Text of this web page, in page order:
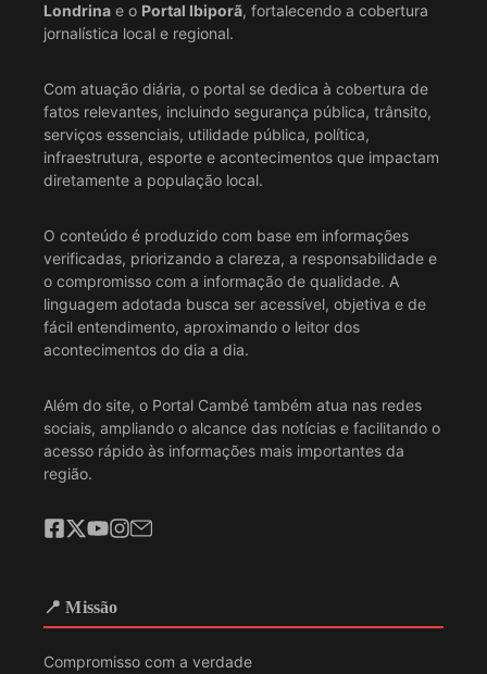
Londrina e o Portal Ibiporã, fortalecendo a cobertura
jornalística local e regional.
Com atuação diária, o portal se dedica à cobertura de
fatos relevantes, incluindo segurança pública, trânsito,
serviços essenciais, utilidade pública, política,
infraestrutura, esporte e acontecimentos que impactam
diretamente a população local.
O conteúdo é produzido com base em informações
verificadas, priorizando a clareza, a responsabilidade e
o compromisso com a informação de qualidade. A
linguagem adotada busca ser acessível, objetiva e de
fácil entendimento, aproximando o leitor dos
acontecimentos do dia a dia.
Além do site, o Portal Cambé também atua nas redes
sociais, ampliando o alcance das notícias e facilitando o
acesso rápido às informações mais importantes da
região.
📍 Missão
Compromisso com a verdade